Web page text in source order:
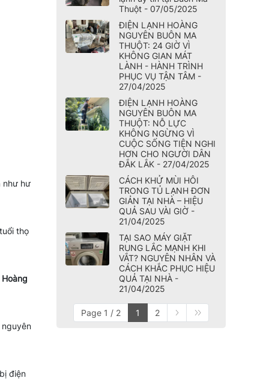
như hư
thọ
điện
Thuột - 07/05/2025
ĐIỆN LẠNH HOÀNG
NGUYÊN BUÔN MA
THUỘT: 24 GIỜ VÌ
KHÔNG GIAN MÁT
LÀNH - HÀNH TRÌNH
PHỤC VỤ TẬN TÂM -
27/04/2025
ĐIỆN LẠNH HOÀNG
NGUYÊN BUÔN MA
THUỘT: NỖ LỰC
KHÔNG NGỪNG VÌ
CUỘC SỐNG TIỆN NGHI
HƠN CHO NGƯỜI DÂN
ĐẮK LẮK - 27/04/2025
CÁCH KHỬ MÙI HÔI
TRONG TỦ LẠNH ĐƠN
GIẢN TẠI NHÀ – HIỆU
QUẢ SAU VÀI GIỜ -
21/04/2025
TẠI SAO MÁY GIẶT
RUNG LẮC MẠNH KHI
VẮT? NGUYÊN NHÂN VÀ
CÁCH KHẮC PHỤC HIỆU
QUẢ TẠI NHÀ -
21/04/2025
Page 1 / 2 1 2